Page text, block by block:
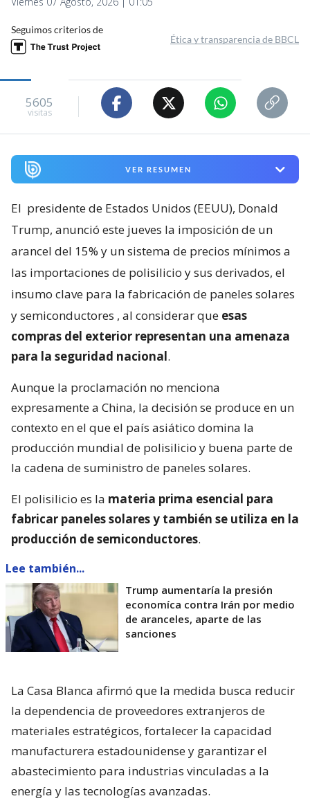
Seguimos criterios de
Ética y transparencia de BBCL
5605
visitas
VER RESUMEN
El presidente de Estados Unidos (EEUU), Donald
Trump, anunció este jueves la imposición de un
arancel del 15% y un sistema de precios mínimos a
las importaciones de polisilicio y sus derivados, el
insumo clave para la fabricación de paneles solares
y semiconductores , al considerar que esas
compras del exterior representan una amenaza
para la seguridad nacional.
Aunque la proclamación no menciona
expresamente a China, la decisión se produce en un
contexto en el que el país asiático domina la
producción mundial de polisilicio y buena parte de
la cadena de suministro de paneles solares.
El polisilicio es la materia prima esencial para
fabricar paneles solares y también se utiliza en la
producción de semiconductores.
Lee también...
Trump aumentaría la presión
economíca contra Irán por medio
de aranceles, aparte de las
sanciones
La Casa Blanca afirmó que la medida busca reducir
la dependencia de proveedores extranjeros de
materiales estratégicos, fortalecer la capacidad
manufacturera estadounidense y garantizar el
abastecimiento para industrias vinculadas a la
energía y las tecnologías avanzadas.